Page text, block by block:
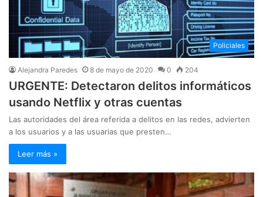
Policiales
Alejandra Paredes 8 de mayo de 2020 0 204
URGENTE: Detectaron delitos informáticos
usando Netflix y otras cuentas
Las autoridades del área referida a delitos en las redes, advierten
a los usuarios y a las usuarias que presten…
Leer más »